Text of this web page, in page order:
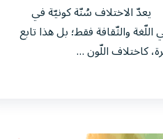
الاختلاف سُنّة كونيّة في
والثّقافة فقط؛ بل هذا تابع
كاختلاف اللّون …